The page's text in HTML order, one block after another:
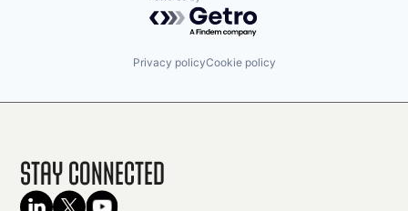
Privacy policyCookie policy
Stay Connected